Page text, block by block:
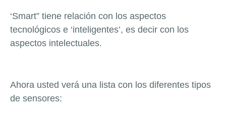
‘Smart” tiene relación con los aspectos
tecnológicos e ‘inteligentes’, es decir con los
aspectos intelectuales.
Ahora usted verá una lista con los diferentes tipos
de sensores: